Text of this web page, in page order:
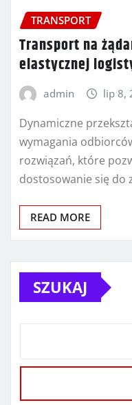
TRANSPORT
Transport na
elastycznej
admin lip 8,
Dynamiczne
wymagania
rozwiązań, które
dostosowanie się do
READ MORE
SZUKAJ